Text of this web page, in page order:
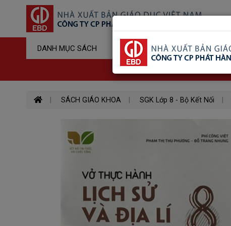
DANH MỤC SÁCH Sản Phẩm Đã
SÁCH GIÁO KHOA SGK Lớp 8 - Bộ Kết Nối